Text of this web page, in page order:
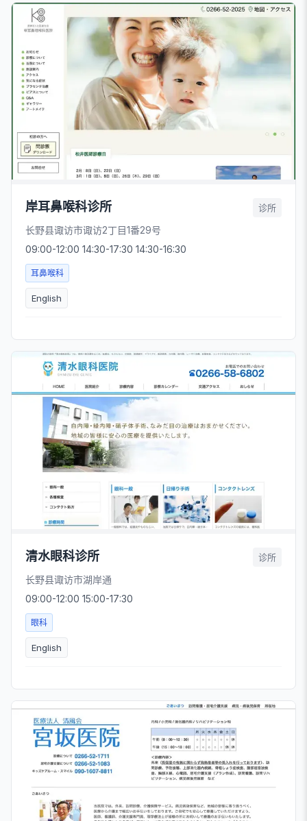
岸耳鼻喉科诊所 诊所
长野县诹访市诹访2丁目1番29号
09:00-12:00 14:30-17:30 14:30-16:30
耳鼻喉科
English
清水眼科诊所 诊所
长野县诹访市湖岸通
09:00-12:00 15:00-17:30
眼科
English